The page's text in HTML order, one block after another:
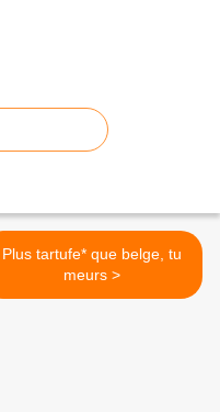
Plus tartufe* que belge, tu
meurs >